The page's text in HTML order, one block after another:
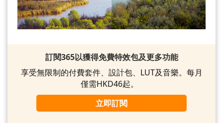
訂閱365以獲得免費特效包及更多功能
享受無限制的付費套件、設計包、LUT及音樂。每月
僅需HKD46起。
立即訂閱